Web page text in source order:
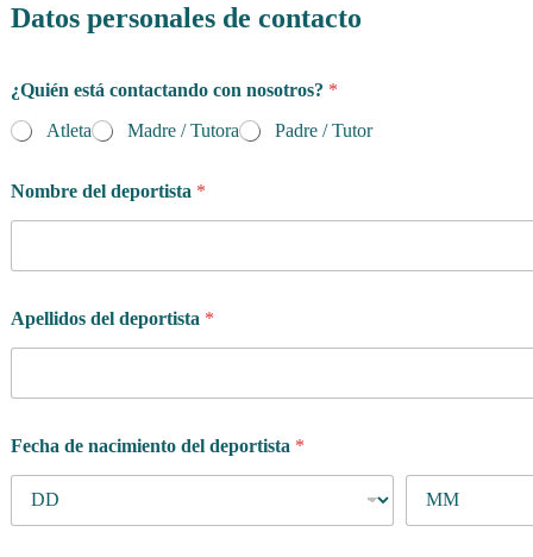
Datos personales de contacto
¿Quién está contactando con nosotros? *
Atleta
Madre / Tutora Padre / Tutor
Nombre del deportista *
Apellidos del deportista *
Fecha de nacimiento del deportista *